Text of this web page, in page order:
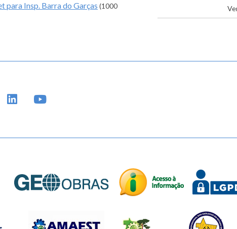
para Insp. Barra do Garças (1000
LINKEDIN